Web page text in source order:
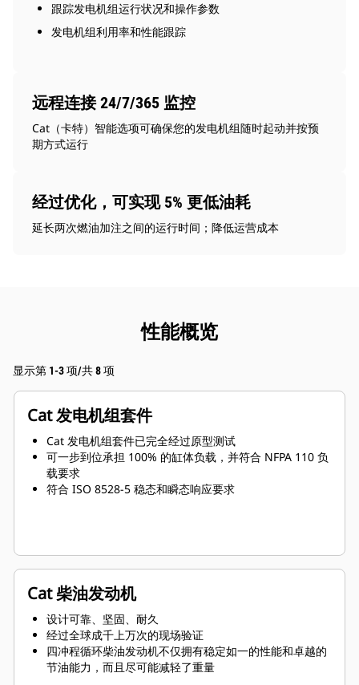
跟踪发电机组运行状况和操作参数
发电机组利用率和性能跟踪
远程连接 24/7/365 监控
Cat（卡特）智能选项可确保您的发电机组随时起动并按预
期方式运行
经过优化，可实现 5% 更低油耗
延长两次燃油加注之间的运行时间；降低运营成本
性能概览
显示第 1-3 项/共 8 项
Cat 发电机组套件
Cat 发电机组套件已完全经过原型测试
可一步到位承担 100% 的缸体负载，并符合 NFPA 110 负
载要求
符合 ISO 8528-5 稳态和瞬态响应要求
Cat 柴油发动机
设计可靠、坚固、耐久
经过全球成千上万次的现场验证
四冲程循环柴油发动机不仅拥有稳定如一的性能和卓越的
节油能力，而且尽可能减轻了重量